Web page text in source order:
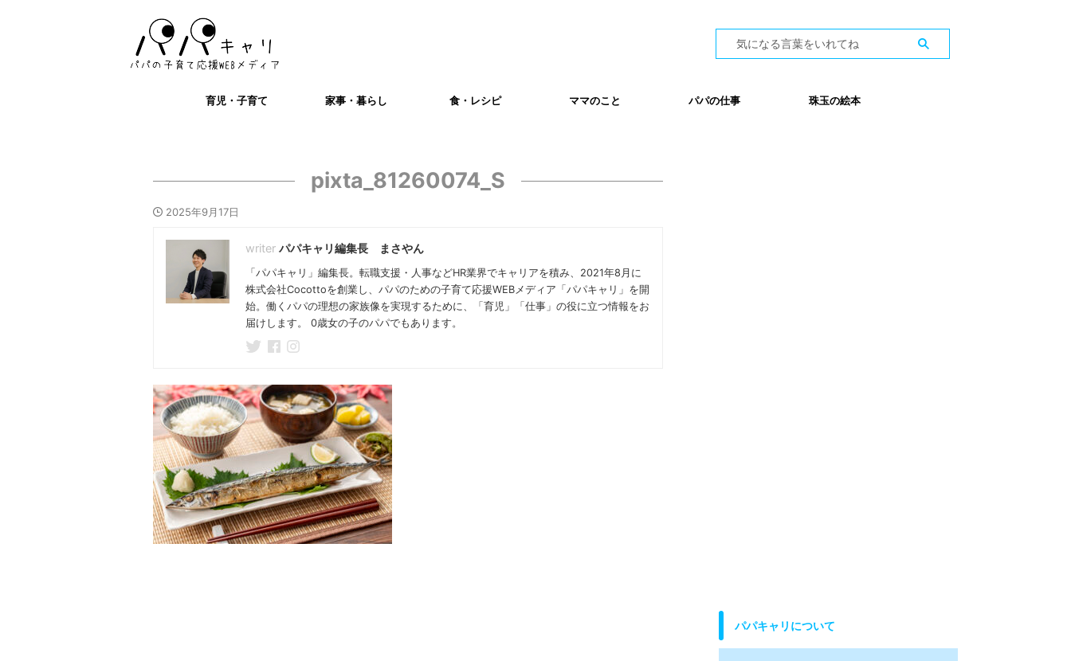
育児・子育て 家事・暮らし 食・レシピ ママのこと パパの仕事 珠玉の絵本
pixta_81260074_S
2025年9月17日
パパキャリ編集長 まさやん
「パパキャリ」編集長。転職支援・人事などHR業界でキャリアを積み、2021年8月に
株式会社Cocottoを創業し、パパのための子育て応援WEBメディア「パパキャリ」を開
始。働くパパの理想の家族像を実現するために、「育児」「仕事」の役に立つ情報をお
届けします。 0歳女の子のパパでもあります。
パパキャリについて